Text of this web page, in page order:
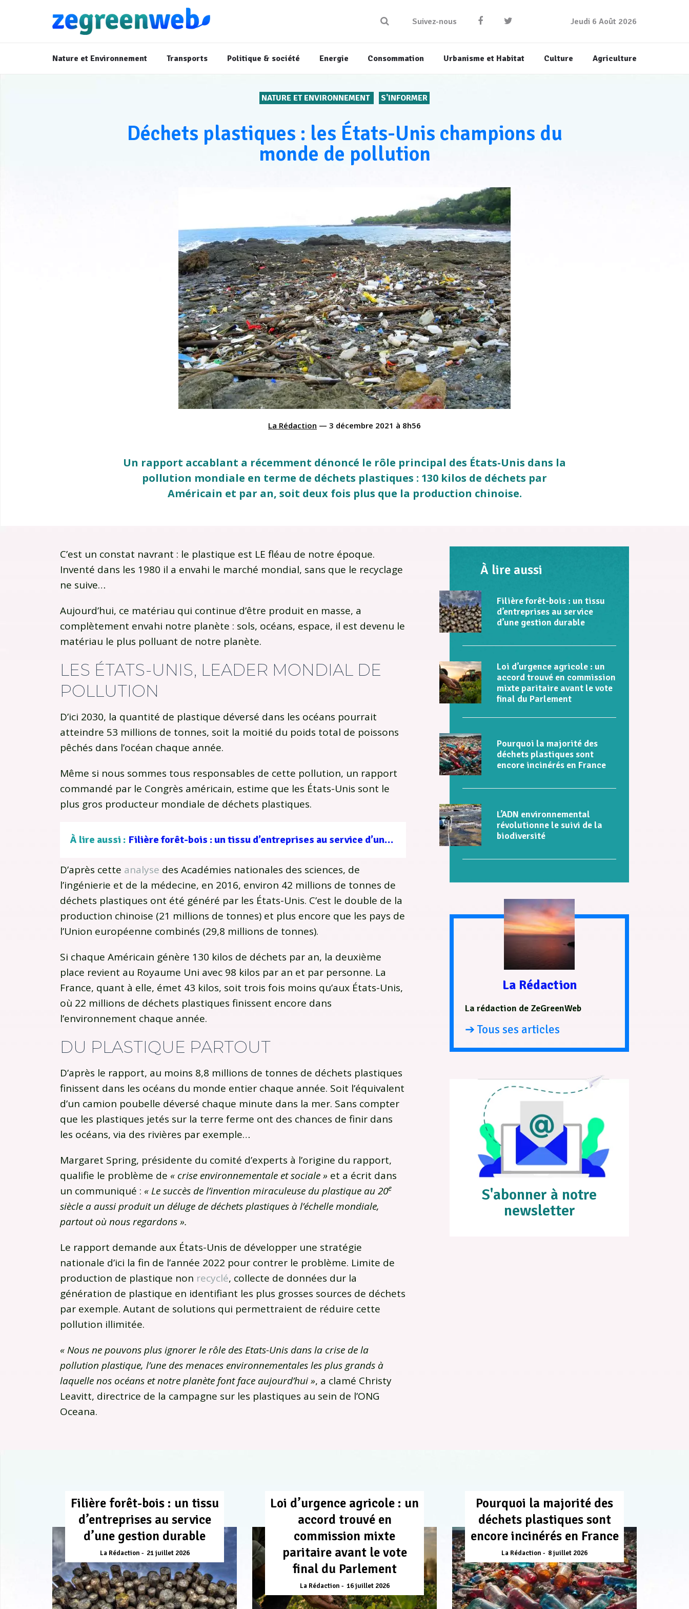
Suivez-nous Jeudi 6 Août 2026
Nature et Environnement Transports Politique & société Energie Consommation Urbanisme et Habitat Culture Agriculture
NATURE ET ENVIRONNEMENT S'INFORMER
Déchets plastiques : les États-Unis champions du
monde de pollution
La Rédaction — 3 décembre 2021 à 8h56
Un rapport accablant a récemment dénoncé le rôle principal des États-Unis dans la
pollution mondiale en terme de déchets plastiques : 130 kilos de déchets par
Américain et par an, soit deux fois plus que la production chinoise.
C’est un constat navrant : le plastique est LE fléau de notre époque.
Inventé dans les 1980 il a envahi le marché mondial, sans que le recyclage
ne suive…
Aujourd’hui, ce matériau qui continue d’être produit en masse, a
complètement envahi notre planète : sols, océans, espace, il est devenu le
matériau le plus polluant de notre planète.
LES ÉTATS-UNIS, LEADER MONDIAL DE
POLLUTION
D’ici 2030, la quantité de plastique déversé dans les océans pourrait
atteindre 53 millions de tonnes, soit la moitié du poids total de poissons
pêchés dans l’océan chaque année.
Même si nous sommes tous responsables de cette pollution, un rapport
commandé par le Congrès américain, estime que les États-Unis sont le
plus gros producteur mondiale de déchets plastiques.
À lire aussi : Filière forêt-bois : un tissu d’entreprises au service d’une gestion durable
D’après cette analyse des Académies nationales des sciences, de
l’ingénierie et de la médecine, en 2016, environ 42 millions de tonnes de
déchets plastiques ont été généré par les États-Unis. C’est le double de la
production chinoise (21 millions de tonnes) et plus encore que les pays de
l’Union européenne combinés (29,8 millions de tonnes).
Si chaque Américain génère 130 kilos de déchets par an, la deuxième
place revient au Royaume Uni avec 98 kilos par an et par personne. La
France, quant à elle, émet 43 kilos, soit trois fois moins qu’aux États-Unis,
où 22 millions de déchets plastiques finissent encore dans
l’environnement chaque année.
DU PLASTIQUE PARTOUT
D’après le rapport, au moins 8,8 millions de tonnes de déchets plastiques
finissent dans les océans du monde entier chaque année. Soit l’équivalent
d’un camion poubelle déversé chaque minute dans la mer. Sans compter
que les plastiques jetés sur la terre ferme ont des chances de finir dans
les océans, via des rivières par exemple…
Margaret Spring, présidente du comité d’experts à l’origine du rapport,
qualifie le problème de « crise environnementale et sociale » et a écrit dans
un communiqué : « Le succès de l’invention miraculeuse du plastique au 20e
siècle a aussi produit un déluge de déchets plastiques à l’échelle mondiale,
partout où nous regardons ».
Le rapport demande aux États-Unis de développer une stratégie
nationale d’ici la fin de l’année 2022 pour contrer le problème. Limite de
production de plastique non recyclé, collecte de données dur la
génération de plastique en identifiant les plus grosses sources de déchets
par exemple. Autant de solutions qui permettraient de réduire cette
pollution illimitée.
« Nous ne pouvons plus ignorer le rôle des Etats-Unis dans la crise de la
pollution plastique, l’une des menaces environnementales les plus grands à
laquelle nos océans et notre planète font face aujourd’hui », a clamé Christy
Leavitt, directrice de la campagne sur les plastiques au sein de l’ONG
Oceana.
À lire aussi
Filière forêt-bois : un tissu
d’entreprises au service
d’une gestion durable
Loi d’urgence agricole : un
accord trouvé en commission
mixte paritaire avant le vote
final du Parlement
Pourquoi la majorité des
déchets plastiques sont
encore incinérés en France
L’ADN environnemental
révolutionne le suivi de la
biodiversité
La Rédaction
La rédaction de ZeGreenWeb
➔ Tous ses articles
S'abonner à notre
newsletter
Filière forêt-bois : un tissu
d’entreprises au service
d’une gestion durable
La Rédaction 21 juillet 2026
Loi d’urgence agricole : un
accord trouvé en
commission mixte
paritaire avant le vote
final du Parlement
La Rédaction 16 juillet 2026
Pourquoi la majorité des
déchets plastiques sont
encore incinérés en France
La Rédaction 8 juillet 2026